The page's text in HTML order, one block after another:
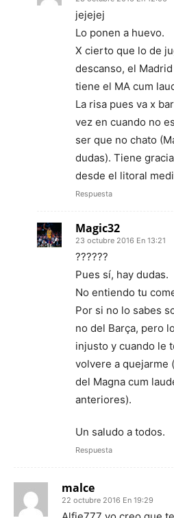
jejejej
Lo ponen a huevo.
X cierto que lo de
descanso, el
tiene el MA cum
La risa pues va x
vez en cuando no
ser que no chato
dudas). Tiene
desde el litoral
Respuesta
Magic32
23 octubre 2016 En 13:21
??????
Pues sí, hay dudas.
No entiendo tu
Por si no lo sabes
no del Barça, pero
injusto y cuando le
volvere a quejarme
del Magna cum
anteriores).
Un saludo a todos.
Respuesta
malce
22 octubre 2016 En 19:29